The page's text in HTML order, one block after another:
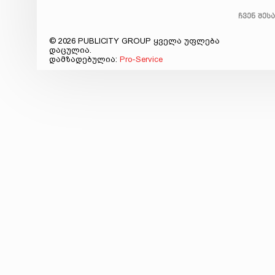
ჩვენ
© 2026 PUBLICITY GROUP ყველა უფლება
დაცულია.
დამზადებულია: Pro-Service